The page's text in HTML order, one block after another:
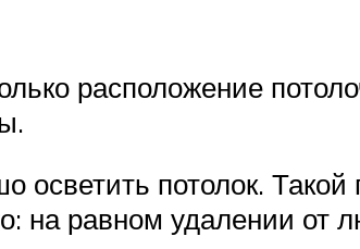
расположение
осветить потолок.
на равном удалении от